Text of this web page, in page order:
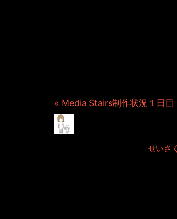
« Media Stairs制作状況１日目
せいさく